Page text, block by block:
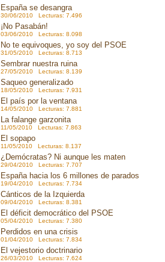
España se desangra
30/06/2010 Lecturas: 7.496
¡No Pasabán!
03/06/2010 Lecturas: 8.098
No te equivoques, yo soy del PSOE
31/05/2010 Lecturas: 8.713
Sembrar nuestra ruina
27/05/2010 Lecturas: 8.139
Saqueo generalizado
18/05/2010 Lecturas: 7.931
El país por la ventana
14/05/2010 Lecturas: 7.881
La falange garzonita
11/05/2010 Lecturas: 7.863
El sopapo
11/05/2010 Lecturas: 8.137
¿Demócratas? Ni aunque les maten
29/04/2010 Lecturas: 7.707
España hacia los 6 millones de parados
19/04/2010 Lecturas: 7.734
Cánticos de la Izquierda
09/04/2010 Lecturas: 8.381
El déficit democrático del PSOE
05/04/2010 Lecturas: 7.380
Perdidos en una crisis
01/04/2010 Lecturas: 7.834
El vejestorio doctrinario
26/03/2010 Lecturas: 7.624